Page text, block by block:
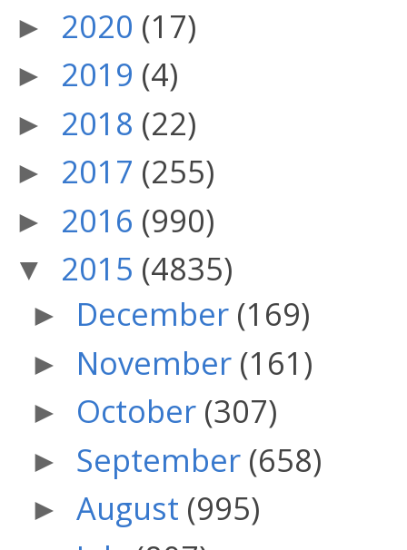
► 2020 (17)
► 2019 (4)
► 2018 (22)
► 2017 (255)
► 2016 (990)
▼ 2015 (4835)
► December (169)
► November (161)
► October (307)
► September (658)
► August (995)